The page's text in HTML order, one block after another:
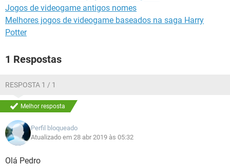
Jogos de videogame antigos nomes
Melhores jogos de videogame baseados na saga Harry
Potter
1 Respostas
RESPOSTA 1 / 1
Melhor resposta
Perfil bloqueado
Atualizado em 28 abr 2019 às 05:32
Olá Pedro